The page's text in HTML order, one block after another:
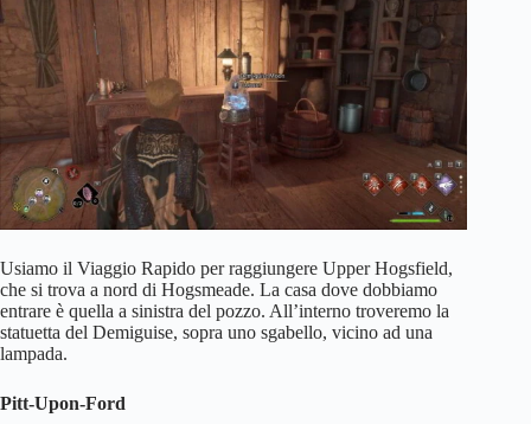
Usiamo il Viaggio Rapido per raggiungere Upper Hogsfield,
che si trova a nord di Hogsmeade. La casa dove dobbiamo
entrare è quella a sinistra del pozzo. All’interno troveremo la
statuetta del Demiguise, sopra uno sgabello, vicino ad una
lampada.
Pitt-Upon-Ford